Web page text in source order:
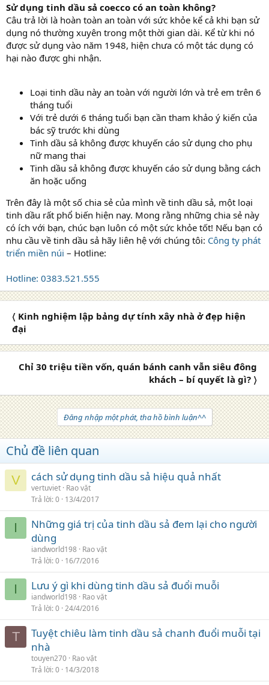
Sử dụng tinh dầu sả coecco có an toàn không?
Câu trả lời là hoàn toàn an toàn với sức khỏe kể cả khi bạn sử
dụng nó thường xuyên trong một thời gian dài. Kể từ khi nó
được sử dụng vào năm 1948, hiện chưa có một tác dụng có
hại nào được ghi nhận.
Loại tinh dầu này an toàn với người lớn và trẻ em trên 6
tháng tuổi
Với trẻ dưới 6 tháng tuổi bạn cần tham khảo ý kiến của
bác sỹ trước khi dùng
Tinh dầu sả không được khuyến cáo sử dụng cho phụ
nữ mang thai
Tinh dầu sả không được khuyến cáo sử dụng bằng cách
ăn hoặc uống
Trên đây là một số chia sẻ của mình về tinh dầu sả, một loại
tinh dầu rất phổ biến hiện nay. Mong rằng những chia sẻ này
có ích với bạn, chúc bạn luôn có một sức khỏe tốt! Nếu bạn có
nhu cầu về tinh dầu sả hãy liên hệ với chúng tôi: Công ty phát
triển miền núi – Hotline:
Hotline: 0383.521.555
〈 Kinh nghiệm lập bảng dự tính xây nhà ở đẹp hiện
đại
Chỉ 30 triệu tiền vốn, quán bánh canh vẫn siêu đông
khách – bí quyết là gì? 〉
Đăng nhập một phát, tha hồ bình luận^^
Chủ đề liên quan
V cách sử dụng tinh dầu sả hiệu quả nhất
vertuviet Rao vặt
Trả lời 0 13/4/2017
I
Những giá trị của tinh dầu sả đem lại cho người
dùng
iandworld198 Rao vặt
Trả lời 0 16/7/2016
I Lưu ý gì khi dùng tinh dầu sả đuổi muỗi
iandworld198 Rao vặt
Trả lời 0 24/4/2016
T
Tuyệt chiêu làm tinh dầu sả chanh đuổi muỗi tại
nhà
touyen270 Rao vặt
Trả lời 0 14/3/2018